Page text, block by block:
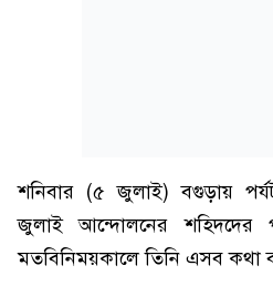
শনিবার (৫ জুলাই) বগুড়ায়
জুলাই আন্দোলনের শহিদদের
মতবিনিময়কালে তিনি এসব কথা